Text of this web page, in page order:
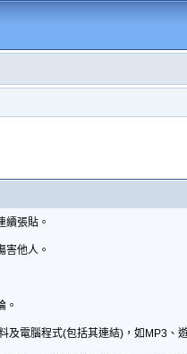
續張貼。
害他人。
。
電腦程式(包括其連結)，如MP3、